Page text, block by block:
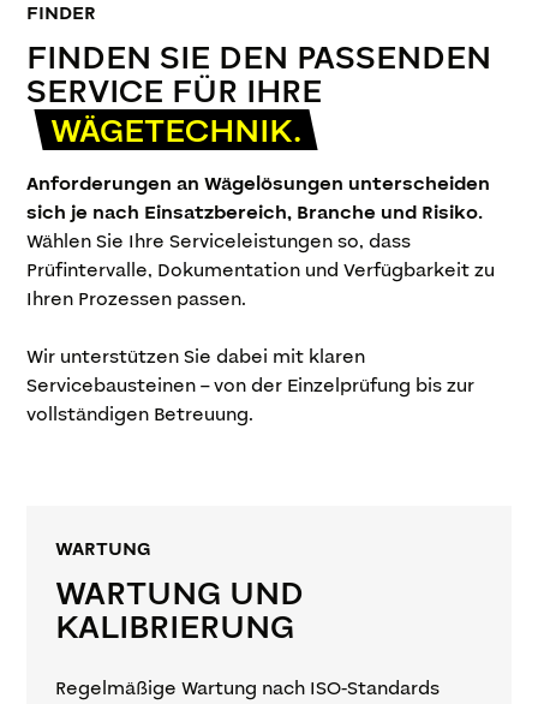
FINDER
FINDEN SIE DEN PASSENDEN
SERVICE FÜR IHRE
WÄGETECHNIK.
Anforderungen an Wägelösungen unterscheiden
sich je nach Einsatzbereich, Branche und Risiko.
Wählen Sie Ihre Serviceleistungen so, dass
Prüfintervalle, Dokumentation und Verfügbarkeit zu
Ihren Prozessen passen.
Wir unterstützen Sie dabei mit klaren
Servicebausteinen – von der Einzelprüfung bis zur
vollständigen Betreuung.
WARTUNG
WARTUNG UND
KALIBRIERUNG
Regelmäßige Wartung nach ISO-Standards